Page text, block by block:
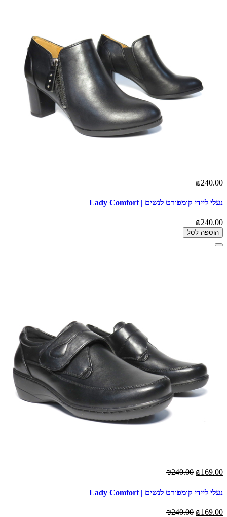
₪240.00
נעלי ליידי קומפורט לנשים | Lady Comfort
₪240.00
הוספה לסל
₪169.00
₪240.00
נעלי ליידי קומפורט לנשים | Lady Comfort
₪169.00
₪240.00